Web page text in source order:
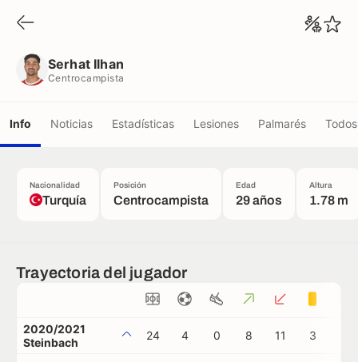
Serhat Ilhan
Centrocampista
Info Noticias Estadísticas Lesiones Palmarés
Nacionalidad
Turquía
Posición
Centrocampista
Edad
29 años
Altura
1.78 m
Trayectoria del jugador
2020/2021
Steinbach
24 4 0 8 11 3